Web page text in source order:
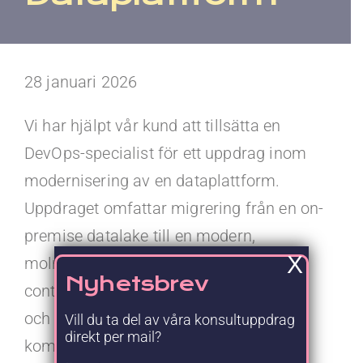
28 januari 2026
Vi har hjälpt vår kund att tillsätta en
DevOps-specialist för ett uppdrag inom
modernisering av en dataplattform.
Uppdraget omfattar migrering från en on-
premise datalake till en modern,
molnbaserad arkitektur med fokus på
containerisering, managerade tjänster
och infrastructure-as-code. Konsulten
kommer bidra till att bygga en
Nyhetsbrev
Vill du ta del av våra konsultuppdrag
direkt per mail?
X